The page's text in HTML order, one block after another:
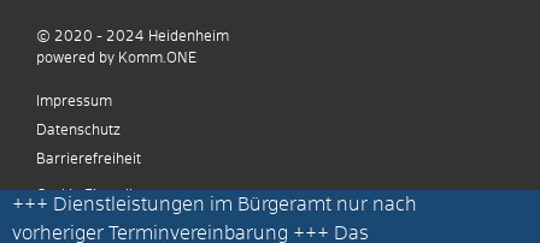
+++ Dienstleistungen im Bürgeramt nur nach
vorheriger Terminvereinbarung +++ Das
© 2020 - 2024 Heidenheim
powered by Komm.ONE
Impressum
Datenschutz
Barrierefreiheit
Cookie Einstellungen